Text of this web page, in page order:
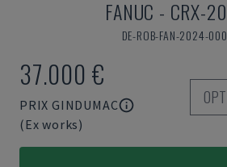
FANUC - CRX-
DE-ROB-FAN-2024-
37.000 €
PRIX GINDUMAC
(Ex works)